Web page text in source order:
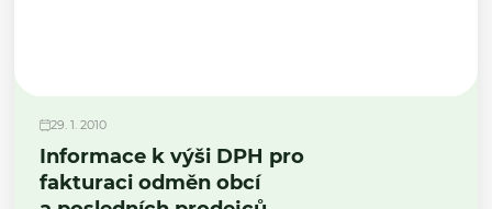
29. 1. 2010
Informace k výši DPH pro
fakturaci odměn obcí